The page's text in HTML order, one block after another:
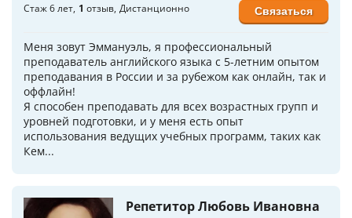
Стаж 6 лет 1 отзыв Дистанционно
Меня зовут Эммануэль, я профессиональный
преподаватель английского языка с 5-летним опытом
преподавания в России и за рубежом как онлайн, так и
оффлайн!
Я способен преподавать для всех возрастных групп и
уровней подготовки, и у меня есть опыт
использования ведущих учебных программ, таких как
Кем...
Связаться
Репетитор Любовь Ивановна